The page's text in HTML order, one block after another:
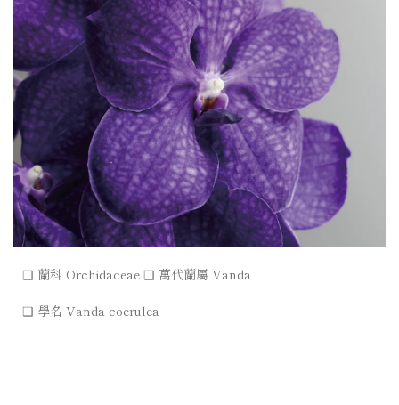
❑ 蘭科 Orchidaceae ❑ 萬代蘭屬 Vanda
❑ 學名 Vanda coerulea